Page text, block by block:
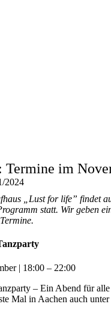
im
2024
„Lust for life” findet
statt. Wir geben
| 18:00 – 22:00
– Ein Abend für
Mal in Aachen auch